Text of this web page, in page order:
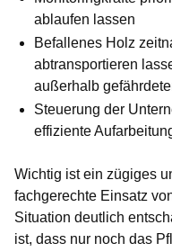
ablaufen lassen
Befallenes Holz
abtransportieren
außerhalb
Steuerung der
effiziente
Wichtig ist ein zügiges
fachgerechte Einsatz
Situation deutlich
ist, dass nur noch das